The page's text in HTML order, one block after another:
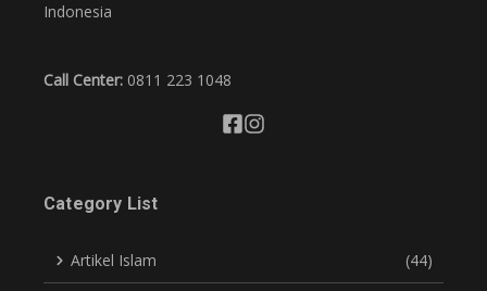
Indonesia
Call Center: 0811 223 1048
Category List
Artikel Islam (44)